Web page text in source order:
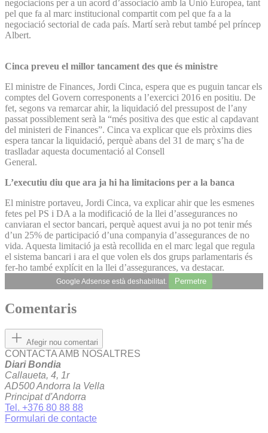
negociacions per a un acord d’associació amb la Unió Europea, tant
pel que fa al marc institucional compartit com pel que fa a la
negociació sectorial de cada país. Martí serà rebut també pel príncep
Albert.
Cinca preveu el millor tancament des que és ministre
El ministre de Finances, Jordi Cinca, espera que es puguin tancar els
comptes del Govern corresponents a l’exercici 2016 en positiu. De
fet, segons va remarcar ahir, la liquidació del pressupost de l’any
passat possiblement serà la “més positiva des que estic al capdavant
del ministeri de Finances”. Cinca va explicar que els pròxims dies
espera tancar la liquidació, perquè abans del 31 de març s’ha de
traslladar aquesta documentació al Consell
General.
L’executiu diu que ara ja hi ha limitacions per a la banca
El ministre portaveu, Jordi Cinca, va explicar ahir que les esmenes
fetes pel PS i DA a la modificació de la llei d’assegurances no
canviaran el sector bancari, perquè aquest avui ja no pot tenir més
d’un 25% de participació d’una companyia d’assegurances de no
vida. Aquesta limitació ja està recollida en el marc legal que regula
el sistema bancari i ara el que volen els dos grups parlamentaris és
fer-ho també explícit en la llei d’assegurances, va destacar.
Google Adsense està deshabilitat. Permetre
Comentaris
Afegir nou comentari
CONTACTA AMB NOSALTRES
Diari Bondia
Callaueta, 4, 1r
AD500 Andorra la Vella
Principat d'Andorra
Tel. +376 80 88 88
Formulari de contacte